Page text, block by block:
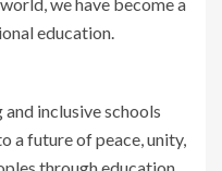
education.
inclusive schools
a future of peace, unity,